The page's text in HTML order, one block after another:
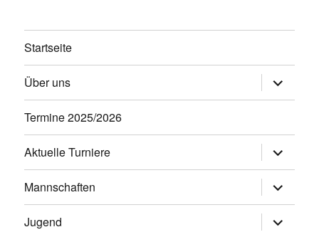
Startseite
Über uns
öffnen
Termine 2025/2026
Aktuelle Turniere
öffnen
Mannschaften
öffnen
Jugend
öffnen